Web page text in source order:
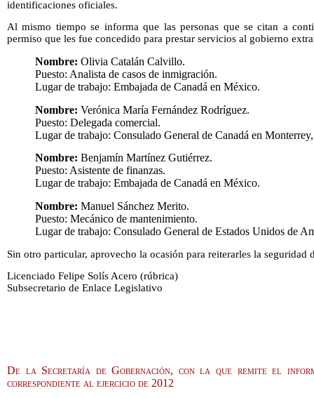
identificaciones oficiales.
Al mismo tiempo se informa que las personas que se citan a
permiso que les fue concedido para prestar servicios al gobierno
Nombre: Olivia Catalán Calvillo.
Puesto: Analista de casos de inmigración.
Lugar de trabajo: Embajada de Canadá en México.
Nombre: Verónica María Fernández Rodríguez.
Puesto: Delegada comercial.
Lugar de trabajo: Consulado General de Canadá en
Nombre: Benjamín Martínez Gutiérrez.
Puesto: Asistente de finanzas.
Lugar de trabajo: Embajada de Canadá en México.
Nombre: Manuel Sánchez Merito.
Puesto: Mecánico de mantenimiento.
Lugar de trabajo: Consulado General de Estados Unidos de
Sin otro particular, aprovecho la ocasión para reiterarles la
Licenciado Felipe Solís Acero (rúbrica)
Subsecretario de Enlace Legislativo
De la Secretaría de Gobernación, con la que remite el
correspondiente al ejercicio de 2012